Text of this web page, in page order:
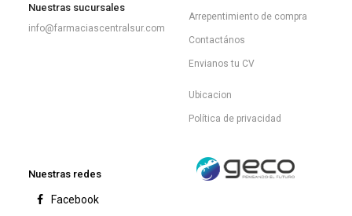
Nuestras sucursales
info@farmaciascentralsur.com
Arrepentimiento de compra
Contactános
Envianos tu CV
Ubicacion
Política de privacidad
Nuestras redes
Facebook